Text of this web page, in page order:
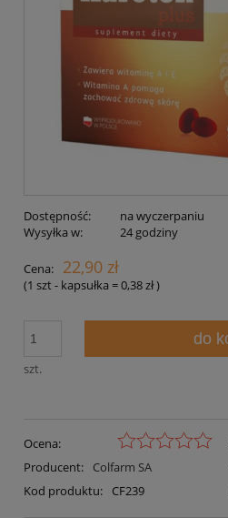
Dostępność:
na wyczerpaniu
Wysyłka w:
24 godziny
Cena: 22,90 zł
(1 szt - kapsułka =0,38 zł)
szt.
do
Ocena:
Producent:
Colfarm SA
Kod produktu:
CF239